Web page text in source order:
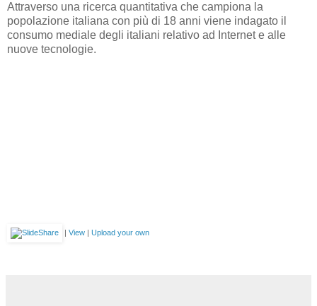
Attraverso una ricerca quantitativa che campiona la
popolazione italiana con più di 18 anni viene indagato il
consumo mediale degli italiani relativo ad Internet e alle
nuove tecnologie.
View Upload your own